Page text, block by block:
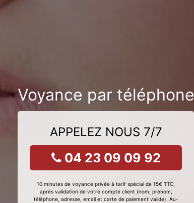
Voyance par téléphone
APPELEZ NOUS 7/7
04 23 09 09 92
10 minutes de voyance privée à tarif spécial de 15€ TTC,
après validation de votre compte client (nom, prénom,
téléphone, adresse, email et carte de paiement valide). Au-